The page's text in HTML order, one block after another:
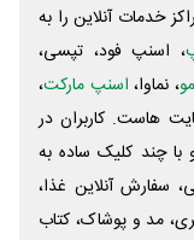
خدمات آنلاین را به
، اسنپ فود، تپسی،
، نماوا، اسنپ مارکت،
‌هاست. کاربران در
با چند کلیک ساده به
سفارش آنلاین غذا،
مد و پوشاک، کتاب